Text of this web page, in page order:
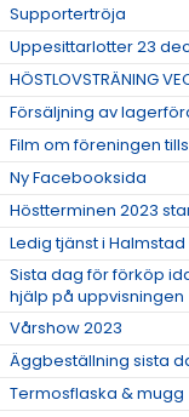
Supportertröja
Uppesittarlotter 23
HÖSTLOVSTRÄNING
Försäljning av
Film om föreningen
Ny Facebooksida
Höstterminen 2023
Ledig tjänst i Halmstad
Sista dag för förköp
hjälp på uppvisningen
Vårshow 2023
Äggbeställning sista
Termosflaska & mugg